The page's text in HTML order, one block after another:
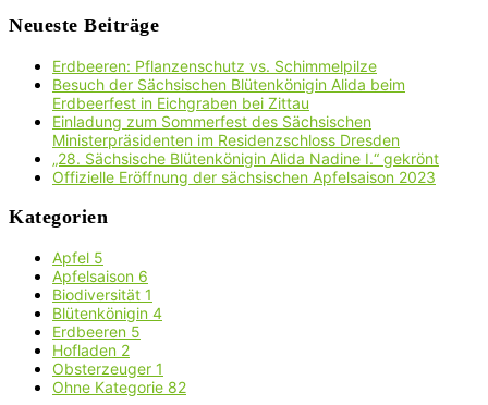
Neueste Beiträge
Erdbeeren: Pflanzenschutz vs. Schimmelpilze
Besuch der Sächsischen Blütenkönigin Alida beim
Erdbeerfest in Eichgraben bei Zittau
Einladung zum Sommerfest des Sächsischen
Ministerpräsidenten im Residenzschloss Dresden
„28. Sächsische Blütenkönigin Alida Nadine I.“ gekrönt
Offizielle Eröffnung der sächsischen Apfelsaison 2023
Kategorien
Apfel 5
Apfelsaison 6
Biodiversität 1
Blütenkönigin 4
Erdbeeren 5
Hofladen 2
Obsterzeuger 1
Ohne Kategorie 82